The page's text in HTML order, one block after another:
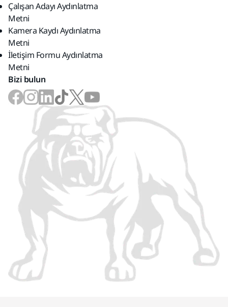
Çalışan Adayı Aydınlatma
Metni
Kamera Kaydı Aydınlatma
Metni
İletişim Formu Aydınlatma
Metni
Bizi bulun